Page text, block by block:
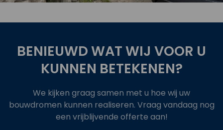
BENIEUWD WAT WIJ VOOR U
KUNNEN BETEKENEN?
We kijken graag samen met u hoe wij uw
bouwdromen kunnen realiseren. Vraag vandaag nog
een vrijblijvende offerte aan!